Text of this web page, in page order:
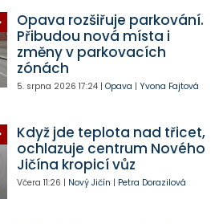
Opava rozšiřuje parkování.
Přibudou nová místa i
změny v parkovacích
zónách
5. srpna 2026 17:24| Opava | Yvona Fajtová
Když jde teplota nad třicet,
ochlazuje centrum Nového
Jičína kropicí vůz
Včera 11:26 | Nový Jičín | Petra Dorazilová